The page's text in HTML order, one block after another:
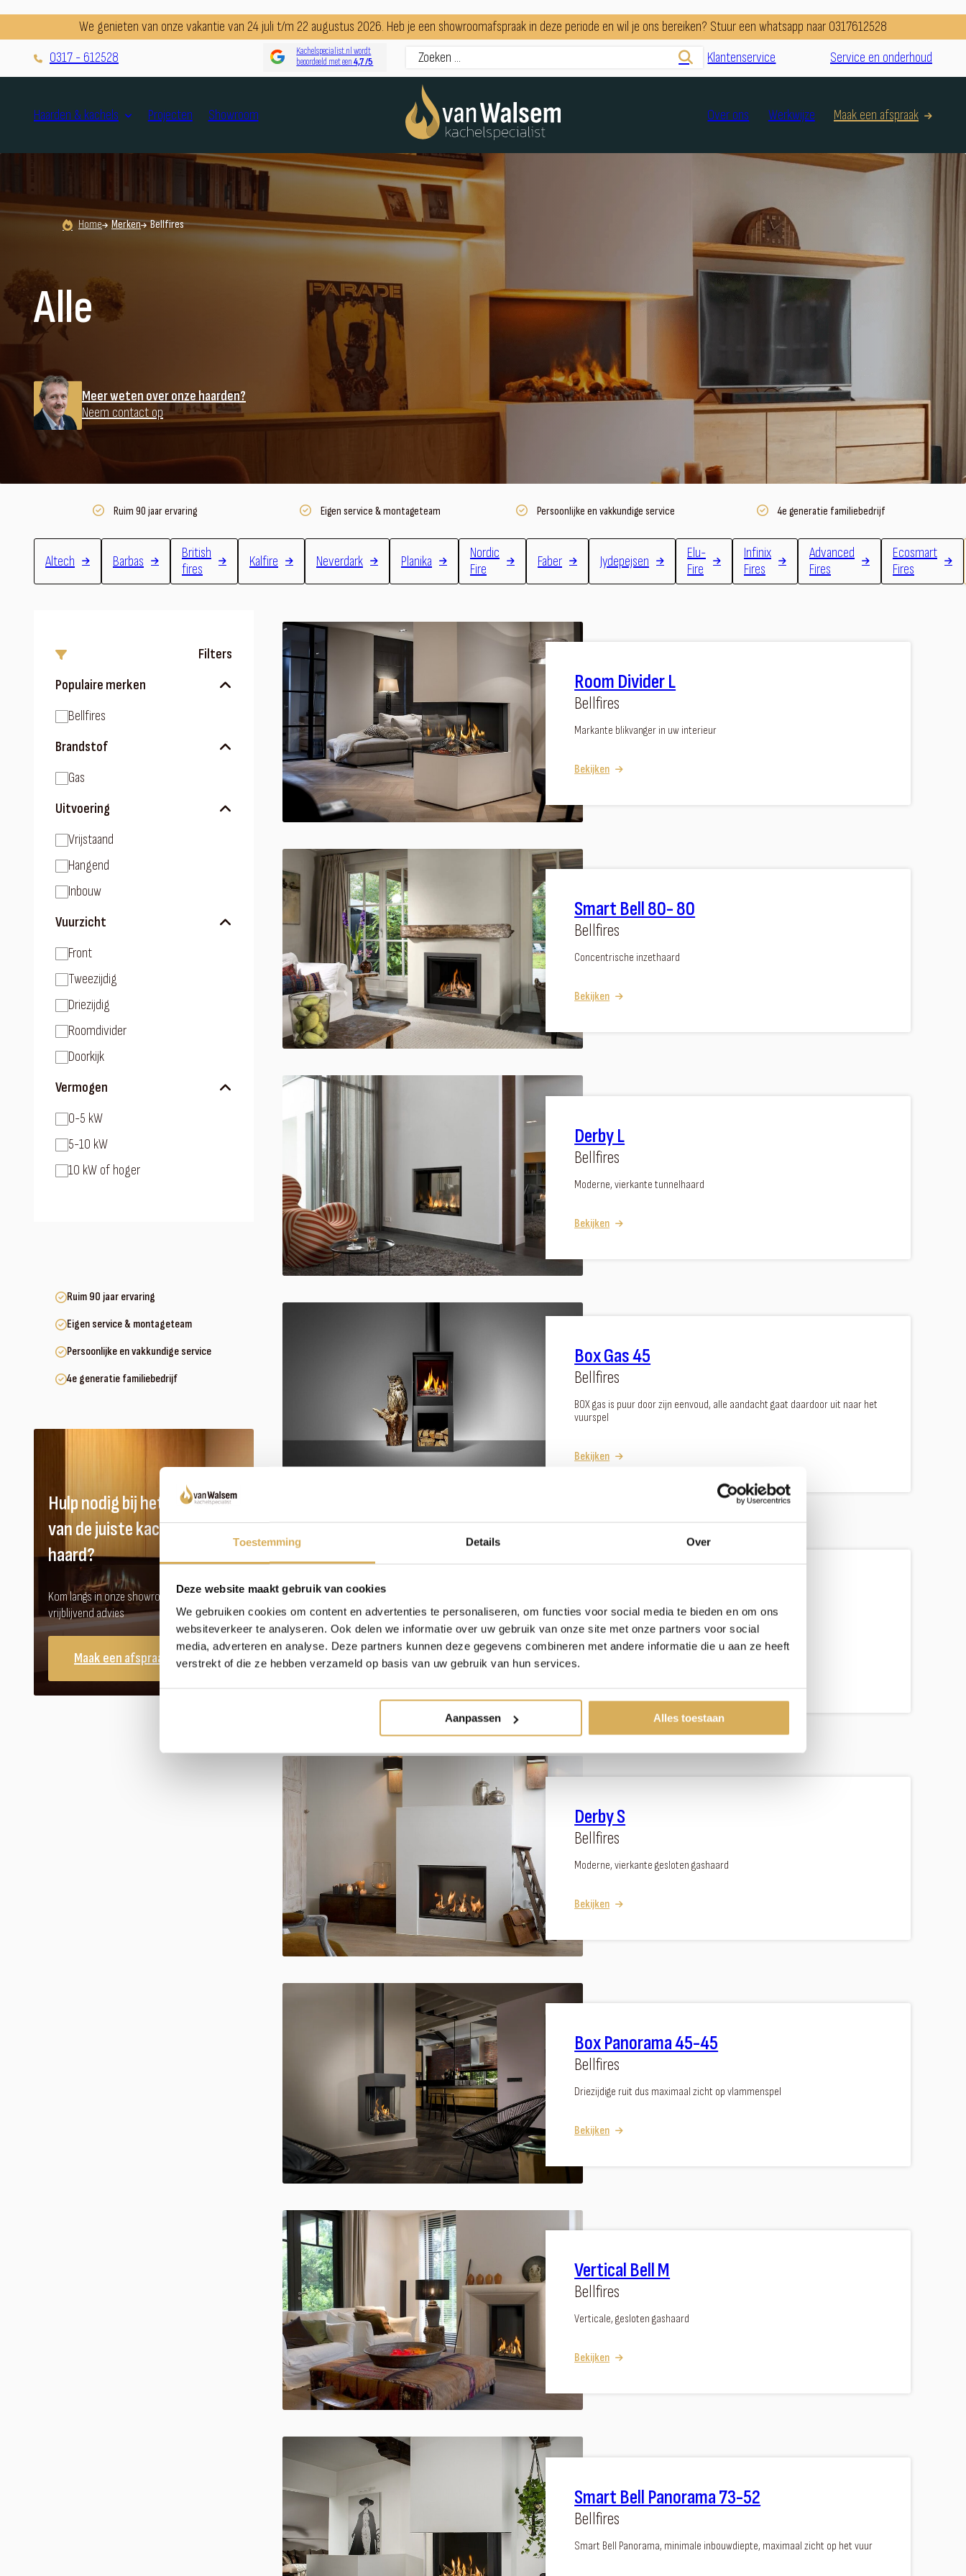
Toestemming Details Over
Deze website maakt gebruik van cookies
We gebruiken cookies om content en advertenties te personaliseren, om functies voor social media te bieden en om ons
websiteverkeer te analyseren. Ook delen we informatie over uw gebruik van onze site met onze partners voor social
media, adverteren en analyse. Deze partners kunnen deze gegevens combineren met andere informatie die u aan ze heeft
verstrekt of die ze hebben verzameld op basis van uw gebruik van hun services.
Aanpassen Alles toestaan
We genieten van onze vakantie van 24 juli t/m 22 augustus 2026. Heb je een showroomafspraak in deze periode en wil je ons bereiken? Stuur een whatsapp naar 0317612528
0317 - 612528
Kachelspecialist.nl wordt
beoordeeld met een4,7 /5 Klantenservice Service en onderhoud
Haarden & kachels Projecten Showroom Over ons Werkwijze Maak een afspraak
Home Merken Bellfires
Alle
Meer weten over onze haarden?
Neem contact op
Ruim 90 jaar ervaring Eigen service & montageteam Persoonlijke en vakkundige service 4e generatie familiebedrijf
Altech Barbas
British
fires
Kalfire Neverdark Planika
Nordic
Fire
Faber Jydepejsen
Elu-
Fire
Infinix
Fires
Advanced
Fires
Ecosmart
Fires
Filters
Populaire merken
Bellfires
Brandstof
Gas
Uitvoering
Vrijstaand
Hangend
Inbouw
Vuurzicht
Front
Tweezijdig
Driezijdig
Roomdivider
Doorkijk
Vermogen
0-5 kW
5-10 kW
10 kW of hoger
Ruim 90 jaar ervaring
Eigen service & montageteam
Persoonlijke en vakkundige service
4e generatie familiebedrijf
Hulp nodig bij het vinden
van de juiste kachel of
haard?
Kom langs in onze showroom voor
vrijblijvend advies
Maak een afspraak
Room Divider L
Bellfires
Markante blikvanger in uw interieur
Bekijken
Smart Bell 80- 80
Bellfires
Concentrische inzethaard
Bekijken
Derby L
Bellfires
Moderne, vierkante tunnelhaard
Bekijken
Box Gas 45
Bellfires
BOX gas is puur door zijn eenvoud, alle aandacht gaat daardoor uit naar het
vuurspel
Bekijken
Bellfires
Vuur in de breedte
Derby S
Bellfires
Moderne, vierkante gesloten gashaard
Bekijken
Box Panorama 45-45
Bellfires
Driezijdige ruit dus maximaal zicht op vlammenspel
Bekijken
Vertical Bell M
Bellfires
Verticale, gesloten gashaard
Bekijken
Smart Bell Panorama 73-52
Bellfires
Smart Bell Panorama, minimale inbouwdiepte, maximaal zicht op het vuur